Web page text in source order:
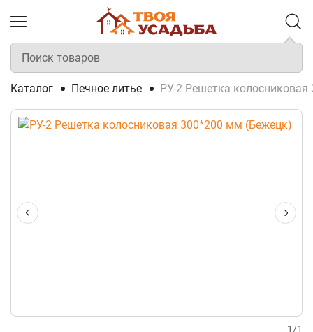
Каталог Печное литье РУ-2 Решетка
1/1